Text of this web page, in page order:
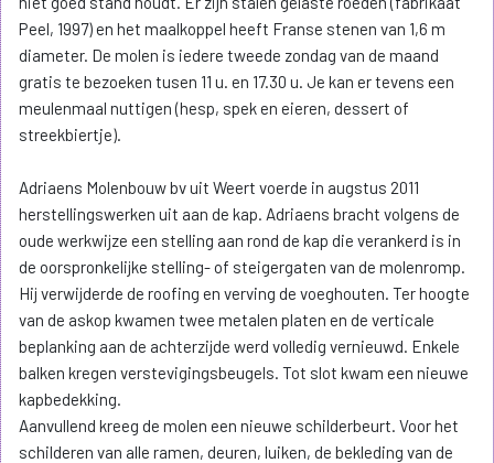
Peel, 1997) en het maalkoppel heeft Franse stenen van 1,6 m
diameter. De molen is iedere tweede zondag van de maand
gratis te bezoeken tusen 11 u. en 17.30 u. Je kan er tevens een
meulenmaal nuttigen (hesp, spek en eieren, dessert of
streekbiertje).
Adriaens Molenbouw bv uit Weert voerde in augstus 2011
herstellingswerken uit aan de kap. Adriaens bracht volgens de
oude werkwijze een stelling aan rond de kap die verankerd is in
de oorspronkelijke stelling- of steigergaten van de molenromp.
Hij verwijderde de roofing en verving de voeghouten. Ter hoogte
van de askop kwamen twee metalen platen en de verticale
beplanking aan de achterzijde werd volledig vernieuwd. Enkele
balken kregen verstevigingsbeugels. Tot slot kwam een nieuwe
kapbedekking.
Aanvullend kreeg de molen een nieuwe schilderbeurt. Voor het
schilderen van alle ramen, deuren, luiken, de bekleding van de